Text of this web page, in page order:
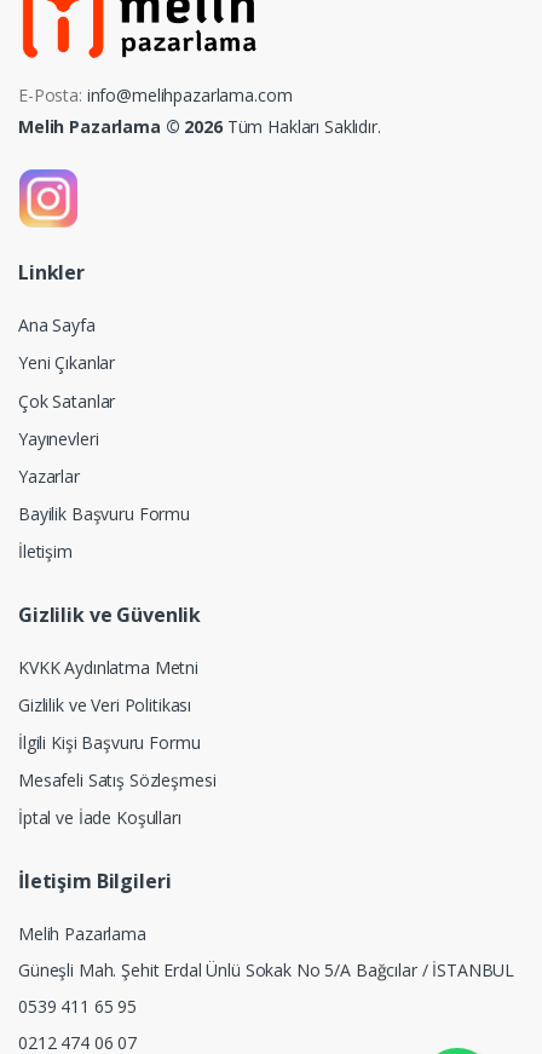
E-Posta: info@melihpazarlama.com
Melih Pazarlama © 2026Tüm Hakları Saklıdır.
Linkler
Ana Sayfa
Yeni Çıkanlar
Çok Satanlar
Yayınevleri
Yazarlar
Bayilik Başvuru Formu
İletişim
Gizlilik ve Güvenlik
KVKK Aydınlatma Metni
Gizlilik ve Veri Politikası
İlgili Kişi Başvuru Formu
Mesafeli Satış Sözleşmesi
İptal ve İade Koşulları
İletişim Bilgileri
Melih Pazarlama
Güneşli Mah. Şehit Erdal Ünlü Sokak No 5/A Bağcılar / İSTANBUL
0539 411 65 95
0212 474 06 07